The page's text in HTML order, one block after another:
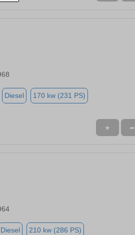
Diesel 170 kw (231 PS)
★ ➦
Diesel 210 kw (286 PS)